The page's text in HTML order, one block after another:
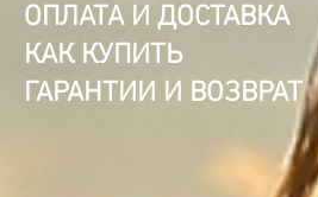
ОПЛАТА И ДОСТАВКА
КАК КУПИТЬ
ГАРАНТИИ И ВОЗВРАТ